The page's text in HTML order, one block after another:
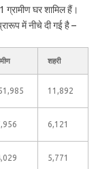
घर शामिल हैं।
में नीचे दी गई है –
शहरी
11,892
6,121
5,771